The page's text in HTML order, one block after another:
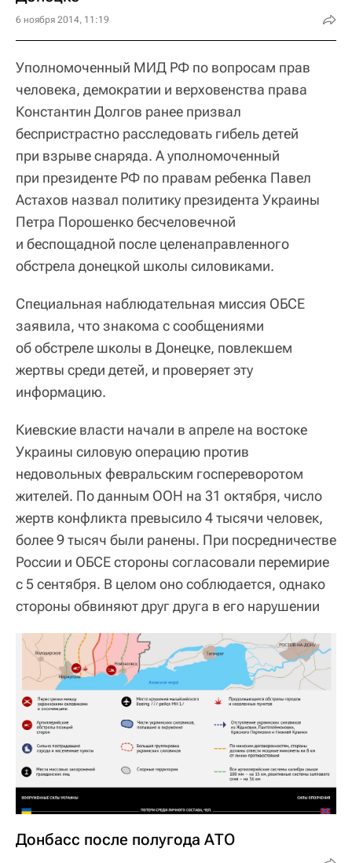
6 ноября 2014, 11:19
Уполномоченный МИД РФ по вопросам прав
человека, демократии и верховенства права
Константин Долгов ранее призвал
беспристрастно расследовать гибель детей
при взрыве снаряда. А уполномоченный
при президенте РФ по правам ребенка Павел
Астахов назвал политику президента Украины
Петра Порошенко бесчеловечной
и беспощадной после целенаправленного
обстрела донецкой школы силовиками.
Специальная наблюдательная миссия ОБСЕ
заявила, что знакома с сообщениями
об обстреле школы в Донецке, повлекшем
жертвы среди детей, и проверяет эту
информацию.
Киевские власти начали в апреле на востоке
Украины силовую операцию против
недовольных февральским госпереворотом
жителей. По данным ООН на 31 октября, число
жертв конфликта превысило 4 тысячи человек,
более 9 тысяч были ранены. При посредничестве
России и ОБСЕ стороны согласовали перемирие
с 5 сентября. В целом оно соблюдается, однако
стороны обвиняют друг друга в его нарушении
Донбасс после полугода АТО